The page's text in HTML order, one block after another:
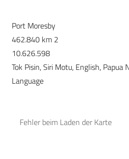
Port Moresby
462.840 km 2
10.626.598
Tok Pisin, Siri Motu, English, Papua
Language
Fehler beim Laden der Karte